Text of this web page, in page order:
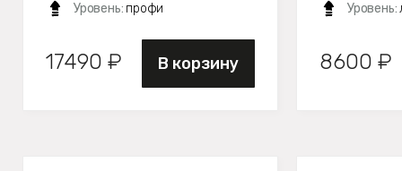
Уровень: профи
17490 ₽ В корзину
Уровень:
8600 ₽